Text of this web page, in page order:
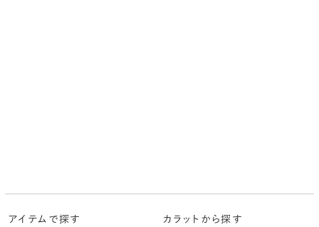
アイテムで探す
カラットから探す